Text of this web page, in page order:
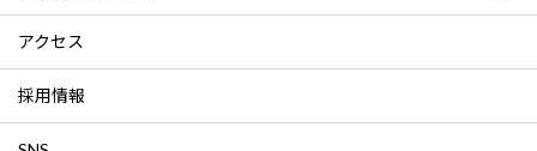
アクセス
採用情報